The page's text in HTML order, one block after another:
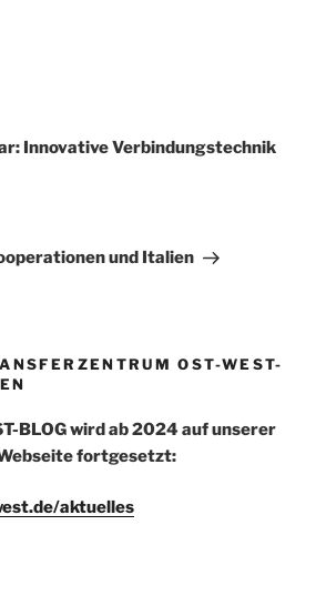
Innovative Verbindungstechnik
und Italien
OST-WEST-
BLOG wird ab 2024 auf unserer
fortgesetzt:
aktuelles